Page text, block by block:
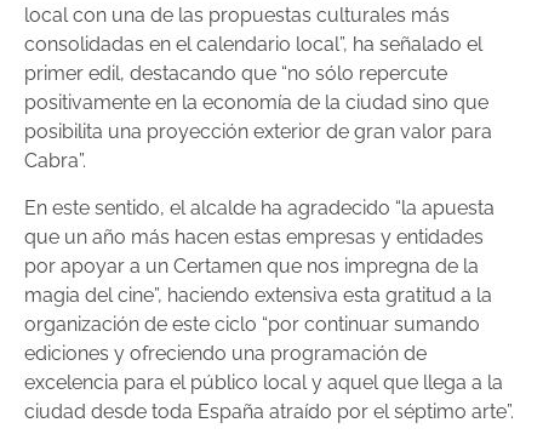
local con una de las propuestas culturales más
consolidadas en el calendario local”, ha señalado el
primer edil, destacando que “no sólo repercute
positivamente en la economía de la ciudad sino que
posibilita una proyección exterior de gran valor para
Cabra”.
En este sentido, el alcalde ha agradecido “la apuesta
que un año más hacen estas empresas y entidades
por apoyar a un Certamen que nos impregna de la
magia del cine”, haciendo extensiva esta gratitud a la
organización de este ciclo “por continuar sumando
ediciones y ofreciendo una programación de
excelencia para el público local y aquel que llega a la
ciudad desde toda España atraído por el séptimo arte”.